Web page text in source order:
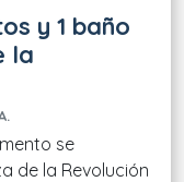
y 1 baño
la
se
de la Revolución